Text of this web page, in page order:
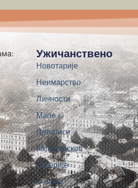
Ужичанствено
Новотарије
Неимарство
Личности
Мапе
Летописи
Калеидоскоп
Галерије
О нама